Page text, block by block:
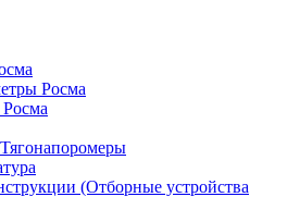
Росма
(Отборные устройства